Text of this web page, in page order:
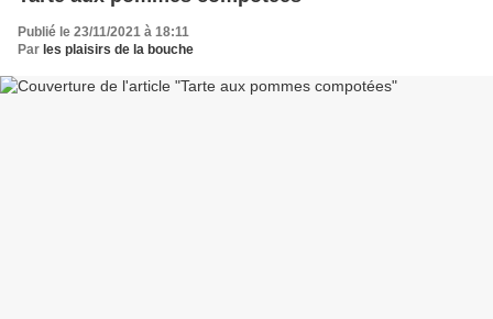
Publié le 23/11/2021 à 18:11
Par les plaisirs de la bouche